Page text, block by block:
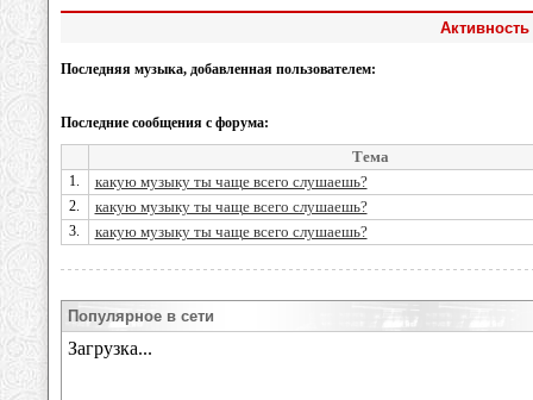
Последняя музыка, добавленная пользователем:
Последние сообщения с форума:
Тема
1. какую музыку ты чаще всего слушаешь?
2. какую музыку ты чаще всего слушаешь?
3. какую музыку ты чаще всего слушаешь?
Популярное в сети